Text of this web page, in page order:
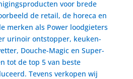
voor brede
de retail, de horeca en
merken als Power loodgieters
urinoir ontstopper, keuken-
Douche-Magic en Super-
tot de top 5 van beste
Tevens verkopen wij